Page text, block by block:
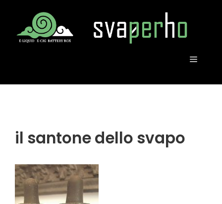
contenuto
MENU
il santone dello svapo